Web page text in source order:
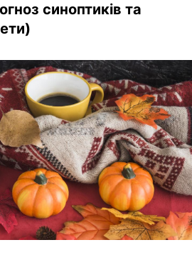
синоптиків та